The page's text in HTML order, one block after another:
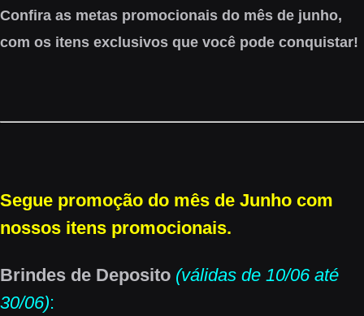
Confira as metas promocionais do mês de junho,
com os itens exclusivos que você pode conquistar!
Segue promoção do mês de Junho com
nossos itens promocionais.
Brindes de Deposito (válidas de 10/06 até
30/06):